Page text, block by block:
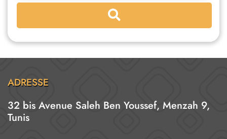
ADRESSE
32 bis Avenue Saleh Ben Youssef, Menzah 9,
Tunis